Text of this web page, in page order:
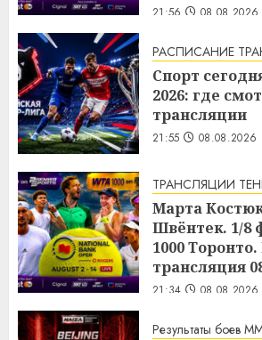
21:56 08.08.2026
РАСПИСАНИЕ
Спорт
2026: где
трансляции
21:55 08.08.2026
ТРАНСЛЯЦИИ
Марта
Швёнтек. 1/8
1000
трансляция
21:34 08.08.2026
Результаты боев